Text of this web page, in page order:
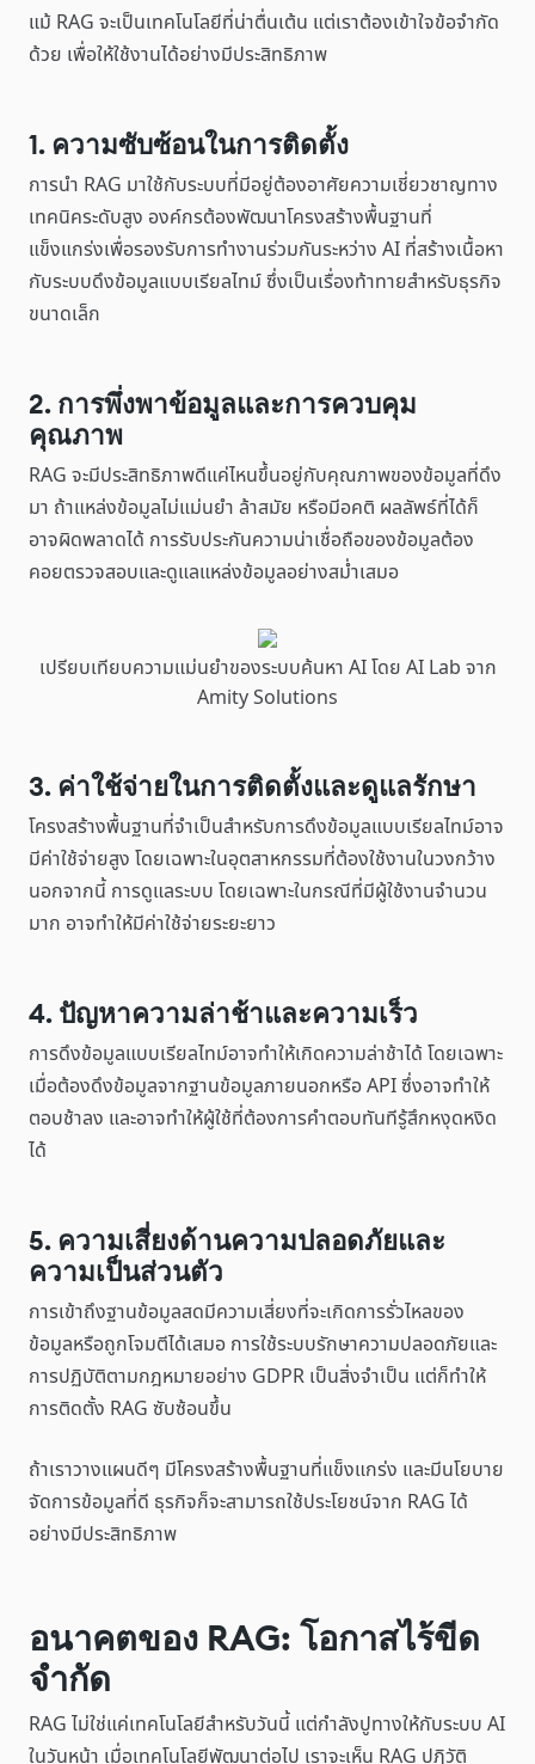
แม้ RAG จะเป็นเทคโนโลยีที่น่าตื่นเต้น แต่เราต้องเข้าใจข้อจำกัด
ด้วย เพื่อให้ใช้งานได้อย่างมีประสิทธิภาพ
1. ความซับซ้อนในการติดตั้ง
การนำ RAG มาใช้กับระบบที่มีอยู่ต้องอาศัยความเชี่ยวชาญทาง
เทคนิคระดับสูง องค์กรต้องพัฒนาโครงสร้างพื้นฐานที่
แข็งแกร่งเพื่อรองรับการทำงานร่วมกันระหว่าง AI ที่สร้างเนื้อหา
กับระบบดึงข้อมูลแบบเรียลไทม์ ซึ่งเป็นเรื่องท้าทายสำหรับธุรกิจ
ขนาดเล็ก
2. การพึ่งพาข้อมูลและการควบคุม
คุณภาพ
RAG จะมีประสิทธิภาพดีแค่ไหนขึ้นอยู่กับคุณภาพของข้อมูลที่ดึง
มา ถ้าแหล่งข้อมูลไม่แม่นยำ ล้าสมัย หรือมีอคติ ผลลัพธ์ที่ได้ก็
อาจผิดพลาดได้ การรับประกันความน่าเชื่อถือของข้อมูลต้อง
คอยตรวจสอบและดูแลแหล่งข้อมูลอย่างสม่ำเสมอ
เปรียบเทียบความแม่นยำของระบบค้นหา AI โดย AI Lab จาก
Amity Solutions
3. ค่าใช้จ่ายในการติดตั้งและดูแลรักษา
โครงสร้างพื้นฐานที่จำเป็นสำหรับการดึงข้อมูลแบบเรียลไทม์อาจ
มีค่าใช้จ่ายสูง โดยเฉพาะในอุตสาหกรรมที่ต้องใช้งานในวงกว้าง
นอกจากนี้ การดูแลระบบ โดยเฉพาะในกรณีที่มีผู้ใช้งานจำนวน
มาก อาจทำให้มีค่าใช้จ่ายระยะยาว
4. ปัญหาความล่าช้าและความเร็ว
การดึงข้อมูลแบบเรียลไทม์อาจทำให้เกิดความล่าช้าได้ โดยเฉพาะ
เมื่อต้องดึงข้อมูลจากฐานข้อมูลภายนอกหรือ API ซึ่งอาจทำให้
ตอบช้าลง และอาจทำให้ผู้ใช้ที่ต้องการคำตอบทันทีรู้สึกหงุดหงิด
ได้
5. ความเสี่ยงด้านความปลอดภัยและ
ความเป็นส่วนตัว
การเข้าถึงฐานข้อมูลสดมีความเสี่ยงที่จะเกิดการรั่วไหลของ
ข้อมูลหรือถูกโจมตีได้เสมอ การใช้ระบบรักษาความปลอดภัยและ
การปฏิบัติตามกฎหมายอย่าง GDPR เป็นสิ่งจำเป็น แต่ก็ทำให้
การติดตั้ง RAG ซับซ้อนขึ้น
ถ้าเราวางแผนดีๆ มีโครงสร้างพื้นฐานที่แข็งแกร่ง และมีนโยบาย
จัดการข้อมูลที่ดี ธุรกิจก็จะสามารถใช้ประโยชน์จาก RAG ได้
อย่างมีประสิทธิภาพ
อนาคตของ RAG: โอกาสไร้ขีด
จำกัด
RAG ไม่ใช่แค่เทคโนโลยีสำหรับวันนี้ แต่กำลังปูทางให้กับระบบ AI
ในวันหน้า เมื่อเทคโนโลยีพัฒนาต่อไป เราจะเห็น RAG ปฏิวัติ